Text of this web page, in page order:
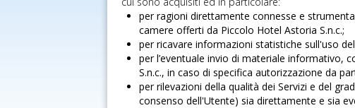
per ragioni direttamente connesse e
camere offerti da Piccolo Hotel Astoria S.n.c.;
per ricavare informazioni statistiche sull'uso
per l’eventuale invio di materiale informativo,
S.n.c., in caso di specifica autorizzazione da
per rilevazioni della qualità dei Servizi e del
consenso dell'Utente) sia direttamente e sia